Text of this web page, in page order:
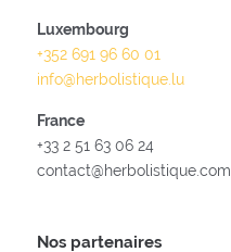
Luxembourg
+352 691 96 60 01
info@herbolistique.lu
France
+33 2 51 63 06 24
contact@herbolistique.com
Nos partenaires